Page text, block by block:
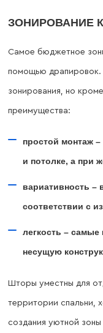
ЗОНИРОВАНИЕ
Самое бюджетное
помощью драпировок.
зонирования, но
преимущества:
простой монтаж
и потолке, а при
вариативность –
соответствии с
легкость – самые
несущую
Шторы уместны для
территории спальни,
создания уютной